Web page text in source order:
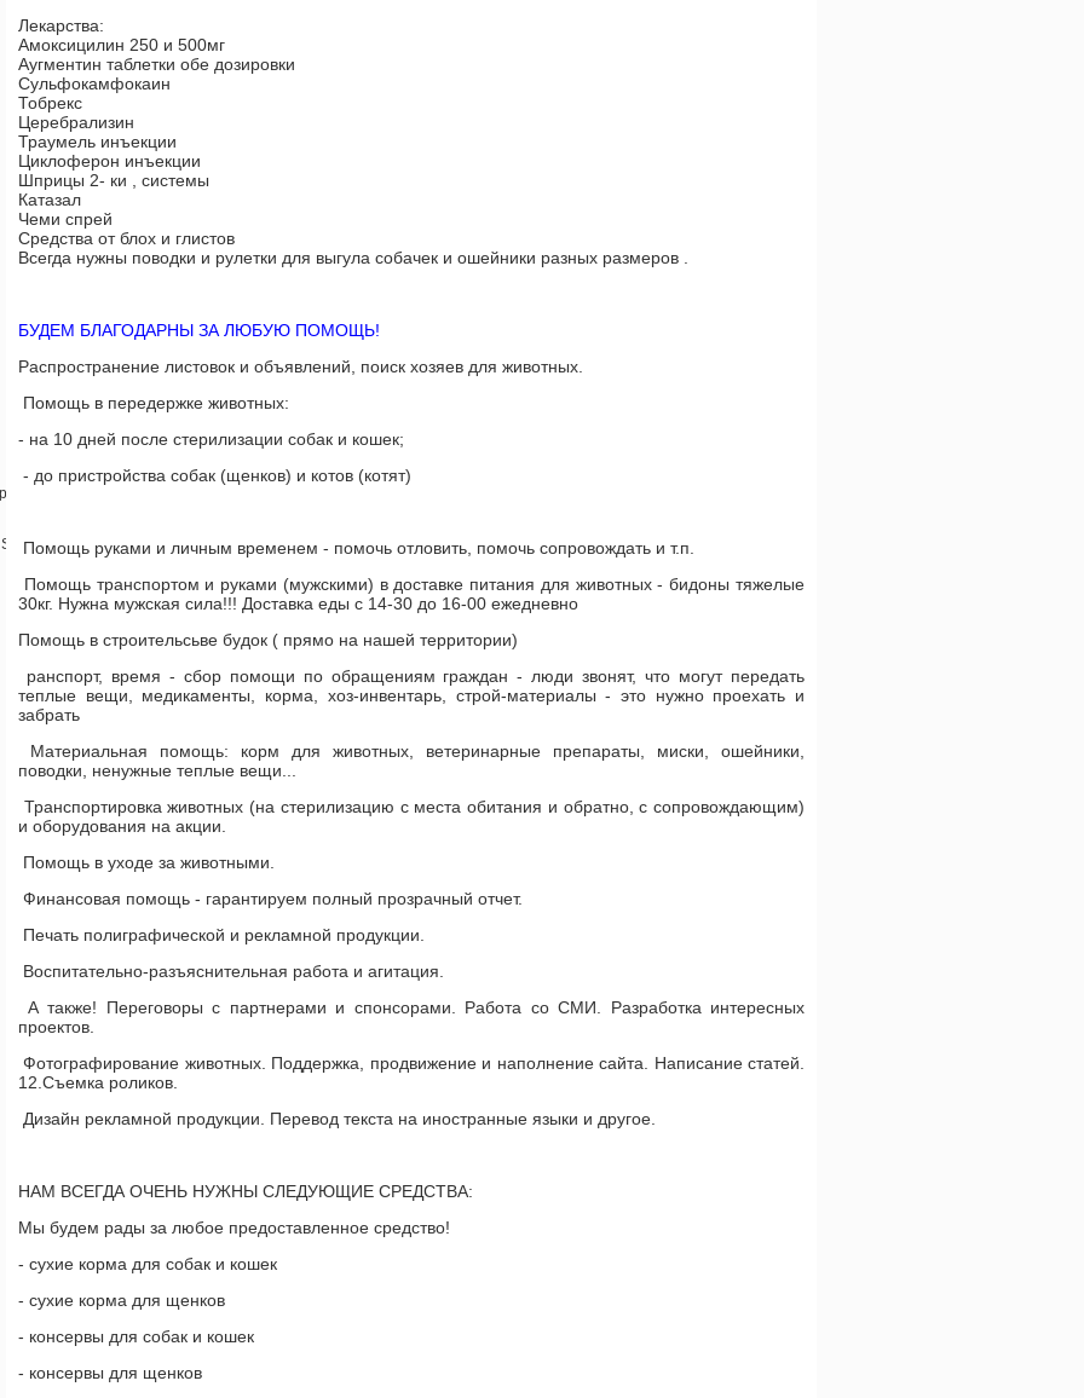
Лекарства:
Амоксицилин 250 и 500мг
Аугментин таблетки обе дозировки
Сульфокамфокаин
Тобрекс
Церебрализин
Траумель инъекции
Циклоферон инъекции
Шприцы 2- ки , системы
Катазал
Чеми спрей
Средства от блох и глистов
Всегда нужны поводки и рулетки для выгула собачек и ошейники разных размеров .
БУДЕМ БЛАГОДАРНЫ ЗА ЛЮБУЮ ПОМОЩЬ!
Распространение листовок и объявлений, поиск хозяев для животных.
Помощь в передержке животных:
- на 10 дней после стерилизации собак и кошек;
- до пристройства собак (щенков) и котов (котят)
Помощь руками и личным временем - помочь отловить, помочь сопровождать и т.п.
Помощь транспортом и руками (мужскими) в доставке питания для животных - бидоны тяжелые
30кг. Нужна мужская сила!!! Доставка еды с 14-30 до 16-00 ежедневно
Помощь в строительсьве будок ( прямо на нашей территории)
ранспорт, время - сбор помощи по обращениям граждан - люди звонят, что могут передать
теплые вещи, медикаменты, корма, хоз-инвентарь, строй-материалы - это нужно проехать и
забрать
Материальная помощь: корм для животных, ветеринарные препараты, миски, ошейники,
поводки, ненужные теплые вещи...
Транспортировка животных (на стерилизацию с места обитания и обратно, с сопровождающим)
и оборудования на акции.
Помощь в уходе за животными.
Финансовая помощь - гарантируем полный прозрачный отчет.
Печать полиграфической и рекламной продукции.
Воспитательно-разъяснительная работа и агитация.
А также! Переговоры с партнерами и спонсорами. Работа со СМИ. Разработка интересных
проектов.
Фотографирование животных. Поддержка, продвижение и наполнение сайта. Написание статей.
12.Съемка роликов.
Дизайн рекламной продукции. Перевод текста на иностранные языки и другое.
НАМ ВСЕГДА ОЧЕНЬ НУЖНЫ СЛЕДУЮЩИЕ СРЕДСТВА:
Мы будем рады за любое предоставленное средство!
- сухие корма для собак и кошек
- сухие корма для щенков
- консервы для собак и кошек
- консервы для щенков